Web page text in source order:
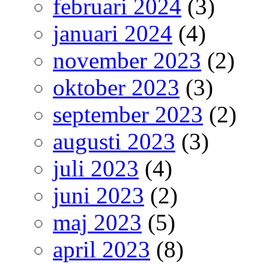
februari 2024 (3)
januari 2024 (4)
november 2023 (2)
oktober 2023 (3)
september 2023 (2)
augusti 2023 (3)
juli 2023 (4)
juni 2023 (2)
maj 2023 (5)
april 2023 (8)